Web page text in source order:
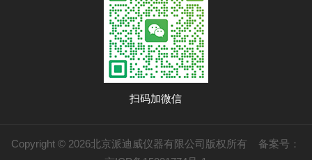
扫码加微信
Copyright © 2026北京派迪威仪器有限公司版权所有 备案号：